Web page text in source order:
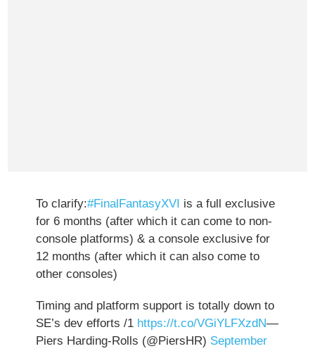
To clarify:#FinalFantasyXVI is a full exclusive
for 6 months (after which it can come to non-
console platforms) & a console exclusive for
12 months (after which it can also come to
other consoles)
Timing and platform support is totally down to
SE’s dev efforts /1 https://t.co/VGiYLFXzdN—
Piers Harding-Rolls (@PiersHR) September